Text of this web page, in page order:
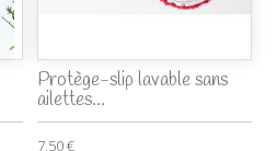
Protège-slip lavable sans
ailettes...
7,50 €